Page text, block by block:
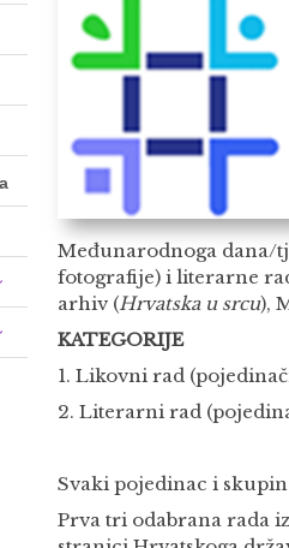
Međunarodnoga dana/
fotografije) i literarne
arhiv (Hrvatska u srcu),
KATEGORIJE
1. Likovni rad
2. Literarni rad
Svaki pojedinac i
Prva tri odabrana rada